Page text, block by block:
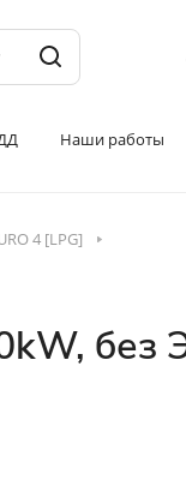
Наши работы
4 [LPG]